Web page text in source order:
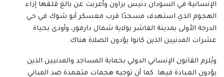
الإنسانية في السودان دنيس براون وأعربت عن بالغ قلقها إزاء
الهجوم الذي استهدف مسجدًا قرب معسكر أبو شوك في حي
الدرجة الأولى بمدينة الفاشر بولاية شمال دارفور، وأودى بحياة
عشرات المدنيين الذين كانوا يؤدون الصلاة هناك.
ويُلزم القانون الإنساني الدولي بحماية المساجد والمدنيين الذين
يؤدون العبادة فيها. كما أن توجيه هجمات متعمدة ضد المباني